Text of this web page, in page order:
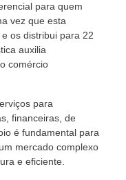
para quem
vez que esta
os distribui para 22
auxilia
comércio
para
financeiras, de
é fundamental para
mercado complexo
e eficiente.